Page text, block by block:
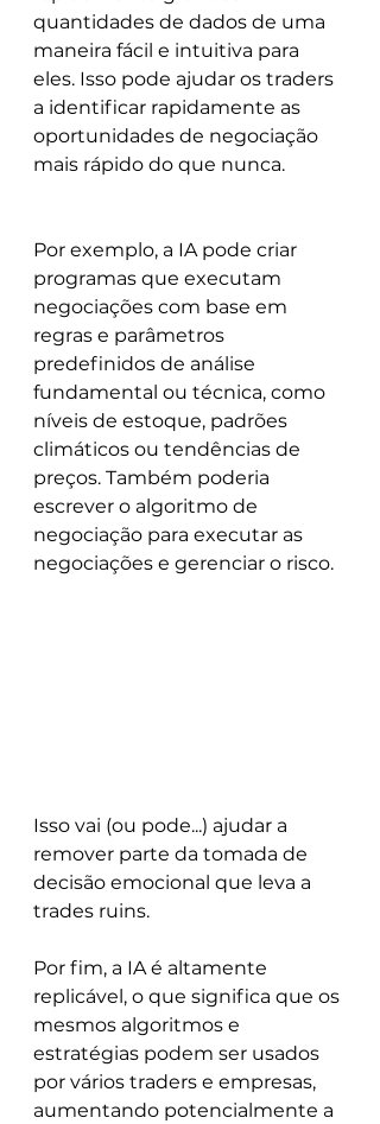
quantidades de dados de uma
maneira fácil e intuitiva para
eles. Isso pode ajudar os traders
a identificar rapidamente as
oportunidades de negociação
mais rápido do que nunca.
Por exemplo, a IA pode criar
programas que executam
negociações com base em
regras e parâmetros
predefinidos de análise
fundamental ou técnica, como
níveis de estoque, padrões
climáticos ou tendências de
preços. Também poderia
escrever o algoritmo de
negociação para executar as
negociações e gerenciar o risco.
Isso vai (ou pode...) ajudar a
remover parte da tomada de
decisão emocional que leva a
trades ruins.
Por fim, a IA é altamente
replicável, o que significa que os
mesmos algoritmos e
estratégias podem ser usados ​​
por vários traders e empresas,
aumentando potencialmente a